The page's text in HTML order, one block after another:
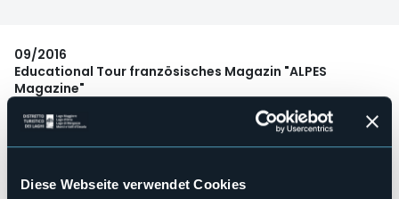
Diese Webseite verwendet Cookies
09/2016
Educational Tour französisches Magazin "ALPES
Magazine"
Themen: Gaerten und Traditionsberufe am Lago Maggiore
- Glaube, Dichtung und Märchen am Ortasee
Gaeste: franzosische Journalistin Floriane Dupuis und
Veröffentlichung: Fruehling 2017